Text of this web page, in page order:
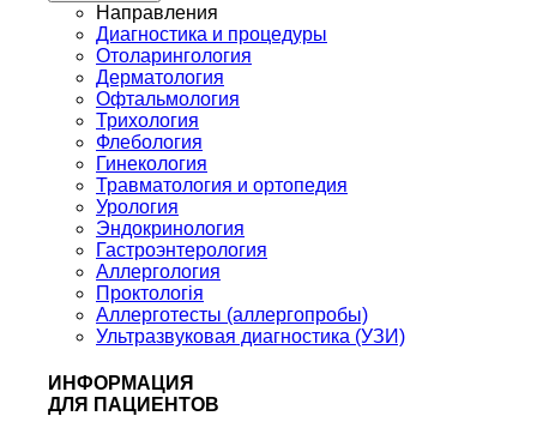
Направления
Диагностика и процедуры
Отоларингология
Дерматология
Офтальмология
Трихология
Флебология
Гинекология
Травматология и ортопедия
Урология
Эндокринология
Гастроэнтерология
Аллергология
Проктологія
Аллерготесты (аллергопробы)
Ультразвуковая диагностика (УЗИ)
ИНФОРМАЦИЯ
ДЛЯ ПАЦИЕНТОВ